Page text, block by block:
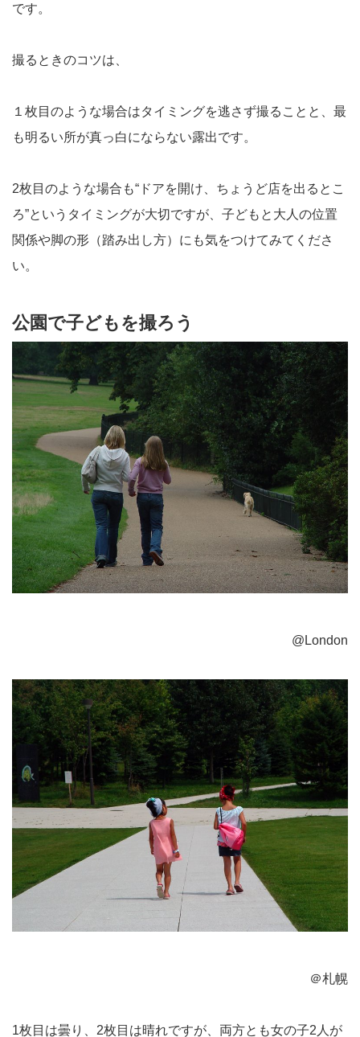
です。
撮るときのコツは、
１枚目のような場合はタイミングを逃さず撮ることと、最
も明るい所が真っ白にならない露出です。
2枚目のような場合も“ドアを開け、ちょうど店を出るとこ
ろ”というタイミングが大切ですが、子どもと大人の位置
関係や脚の形（踏み出し方）にも気をつけてみてくださ
い。
公園で子どもを撮ろう
@London
＠札幌
1枚目は曇り、2枚目は晴れですが、両方とも女の子2人が